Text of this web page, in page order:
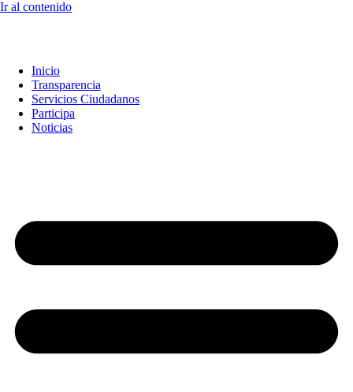
Ir al contenido
Inicio
Transparencia
Servicios Ciudadanos
Participa
Noticias